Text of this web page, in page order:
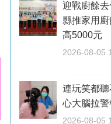
迎戰廚餘
縣推家用
高5000元
2026-08-05
連玩笑都
心大腦拉警
2026-08-05